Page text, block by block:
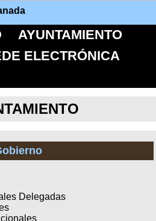
AYUNTAMIENTO
ELECTRÓNICA
Delegadas